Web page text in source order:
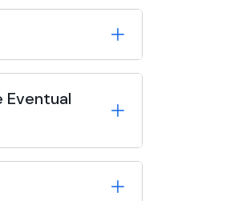
Eventual